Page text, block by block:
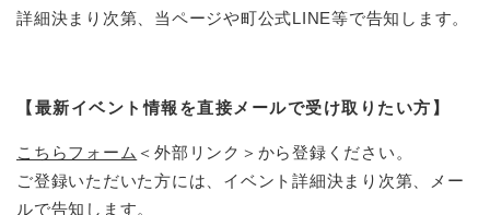
詳細決まり次第、当ページや町公式LINE等で告知します。
【最新イベント情報を直接メールで受け取りたい方】
こちらフォーム ＜外部リンク＞ から登録ください。
ご登録いただいた方には、イベント詳細決まり次第、メー
ルで告知します。